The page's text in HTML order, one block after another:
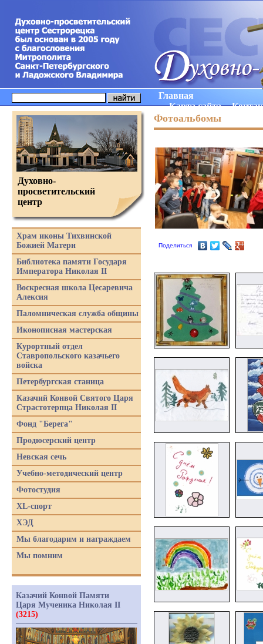
Главная
Карта сайта
Фотоальбомы
Поделиться
Духовно-
просветительский
центр
Храм иконы Тихвинской
Божией Матери
Библиотека памяти Государя
Императора Николая II
Воскресная школа Цесаревича
Алексия
Паломническая служба общины
Иконописная мастерская
Курортный отдел
Ставропольского казачьего
войска
Петербургская станица
Казачий Конвой Святого Царя
Страстотерпца Николая II
Фонд "Берега"
Продюсерский центр
Невская сечь
Учебно-методический центр
Фотостудия
XL-спорт
ХЭД
Мы благодарим и награждаем
Мы помним
Казачий Конвой Памяти
Царя Мученика Николая II
(3215)